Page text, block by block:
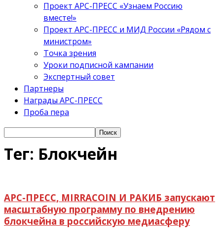
Проект АРС-ПРЕСС «Узнаем Россию
вместе!»
Проект АРС-ПРЕСС и МИД России «Рядом с
министром»
Точка зрения
Уроки подписной кампании
Экспертный совет
Партнеры
Награды АРС-ПРЕСС
Проба пера
Тег: Блокчейн
АРС-ПРЕСС, MIRRACOIN И РАКИБ запускают
масштабную программу по внедрению
блокчейна в российскую медиасферу